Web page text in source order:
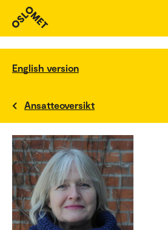
English version
Ansatteoversikt